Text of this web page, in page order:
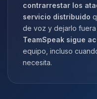
contrarrestar los
servicio distribuido
de voz y dejarlo
TeamSpeak sigue
equipo, incluso
necesita.